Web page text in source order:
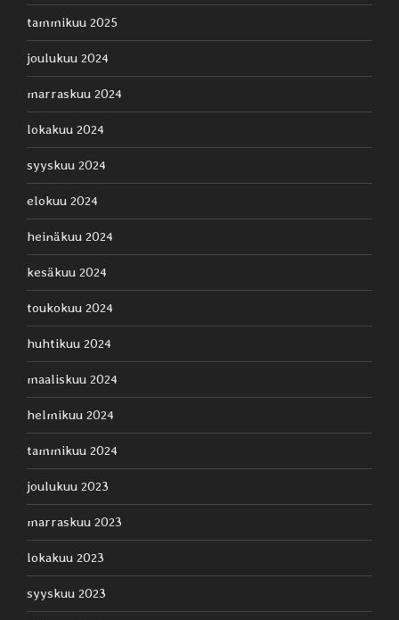
tammikuu 2025
joulukuu 2024
marraskuu 2024
lokakuu 2024
syyskuu 2024
elokuu 2024
heinäkuu 2024
kesäkuu 2024
toukokuu 2024
huhtikuu 2024
maaliskuu 2024
helmikuu 2024
tammikuu 2024
joulukuu 2023
marraskuu 2023
lokakuu 2023
syyskuu 2023